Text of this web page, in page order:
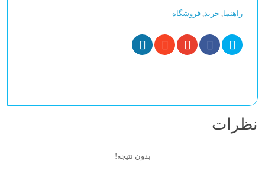
راهنما خرید فروشگاه
نظرات
بدون نتیجه!